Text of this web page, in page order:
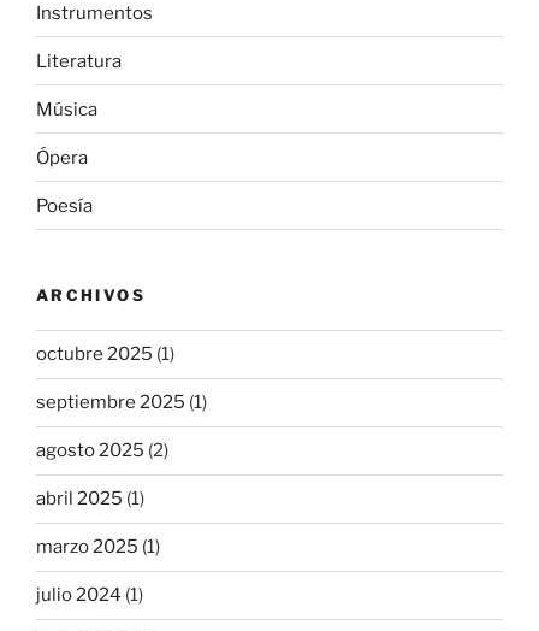
Instrumentos
Literatura
Música
Ópera
Poesía
ARCHIVOS
octubre 2025 (1)
septiembre 2025 (1)
agosto 2025 (2)
abril 2025 (1)
marzo 2025 (1)
julio 2024 (1)